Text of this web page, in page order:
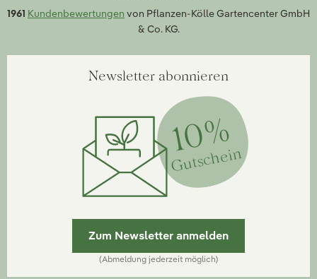
1961 Kundenbewertungen von Pflanzen-Kölle Gartencenter GmbH
& Co. KG.
Newsletter abonnieren
10%
Gutschein
Zum Newsletter anmelden
(Abmeldung jederzeit möglich)